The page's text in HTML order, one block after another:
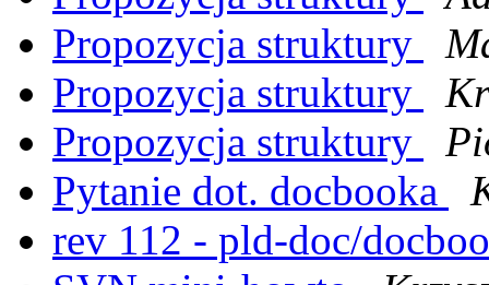
Propozycja struktury
Propozycja struktury
Propozycja struktury
Pytanie dot. docbooka
rev 112 - pld-doc/